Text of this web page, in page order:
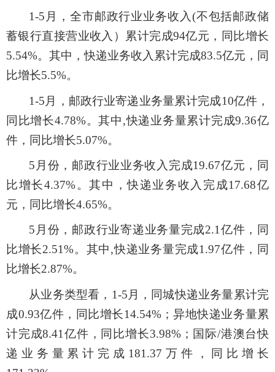
1-5 月 ， 全市邮政行业业务收入(不包括邮政储
蓄银行直接营业收入）累计完成94亿元，同比增长
5.54%。其中，快递业务收入 累计完成83.5亿元，同
比增长5.5%。
1-5 月， 邮政行业寄递业务量累计完成10亿件，
同比增长4.78%。其中,快递业务量累计完成9.36亿
件，同 比增长5.07%。
5 月份， 邮政行业业务收入完成19.67亿元，同
比增长4.37%。其中，快递业务收入完成17.68亿
元，同比增长4.65%。
5 月份， 邮政行业寄递业务量完成2.1亿件，同
比增长2.51%。其中,快递业务量完成1.97亿件，同
比增长2.87%。
从业务类型看， 1-5 月，同城快递业务量累计完
成0.93亿件，同比增长14.54%；异地快递业务量累
计完成8.41 亿件，同比增长3.98%；国际/港澳台快
递业务量累计完成 181.37 万件，同比增长